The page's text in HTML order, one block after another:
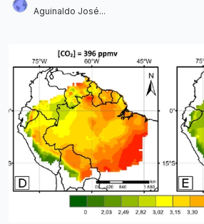
Aguinaldo José...